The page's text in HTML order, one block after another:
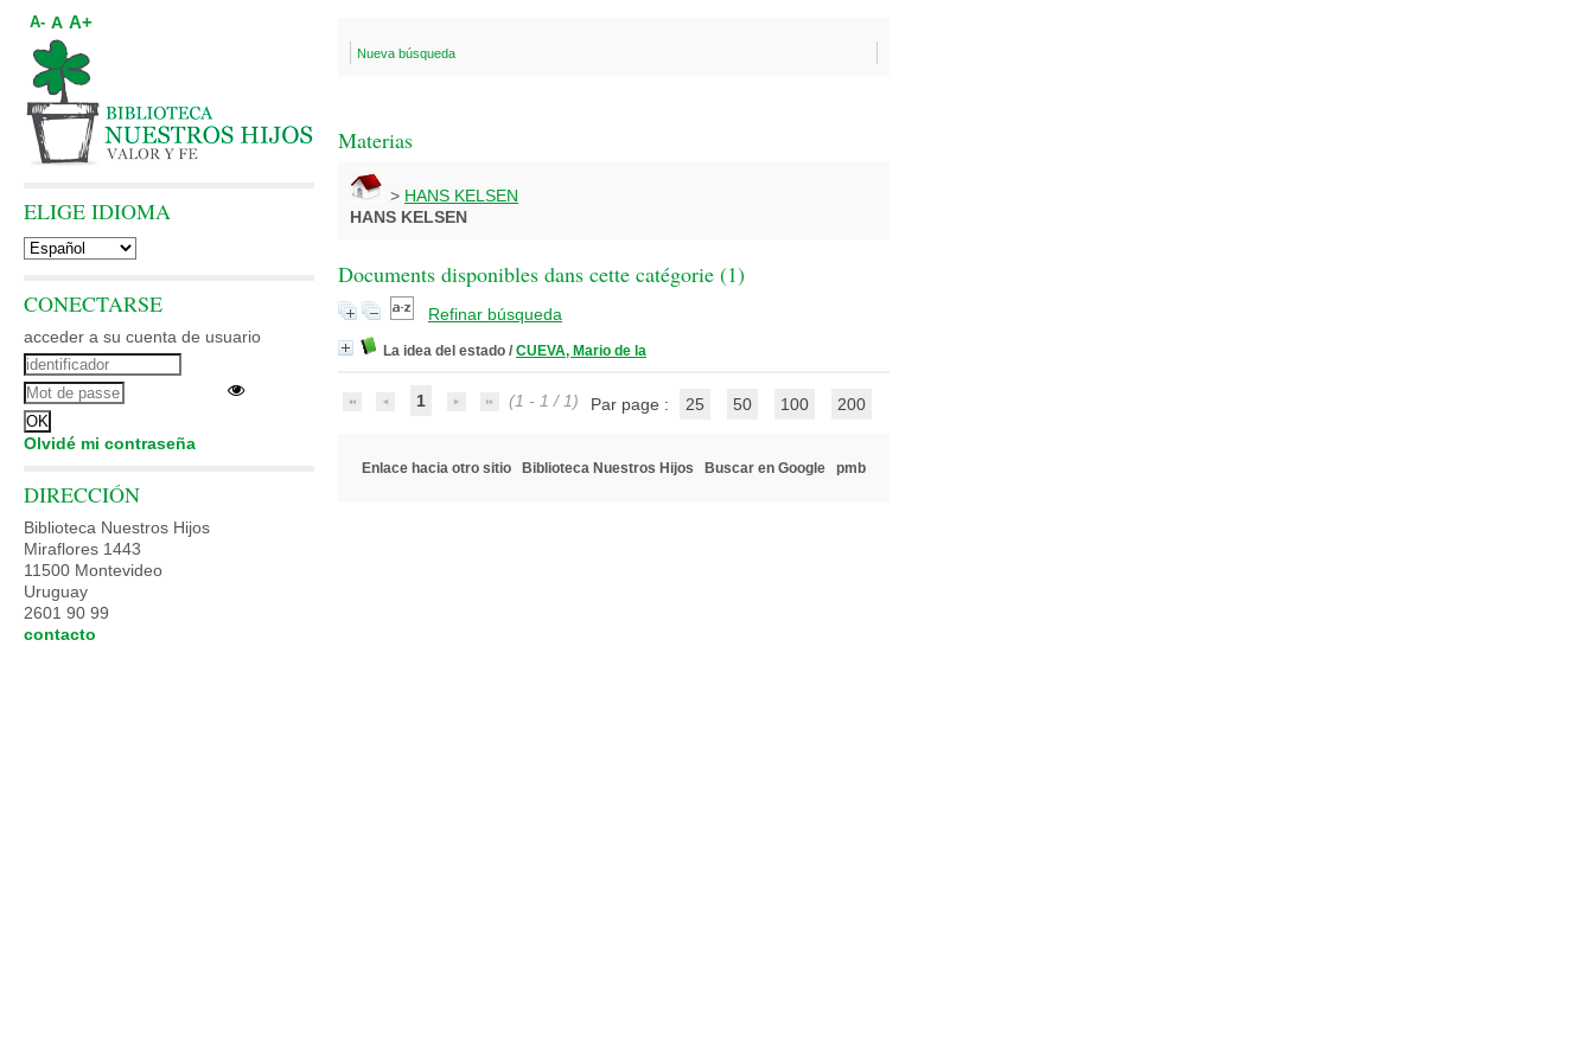
Nueva búsqueda
Materias
> HANS KELSEN
HANS KELSEN
Documents disponibles dans cette catégorie (1)
Refinar búsqueda
La idea del estado / CUEVA, Mario de la
1 (1 - 1 / 1) Par page : 25 50 100 200
Enlace hacia otro sitio Biblioteca Nuestros Hijos Buscar en Google pmb
A- A A+
ELIGE IDIOMA
CONECTARSE
acceder a su cuenta de usuario
Olvidé mi contraseña
DIRECCIÓN
Biblioteca Nuestros Hijos
Miraflores 1443
11500 Montevideo
Uruguay
2601 90 99
contacto